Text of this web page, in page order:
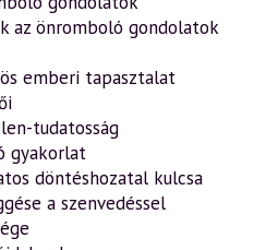
az önromboló gondolatok
emberi tapasztalat
tudatosság
gyakorlat
döntéshozatal kulcsa
a szenvedéssel